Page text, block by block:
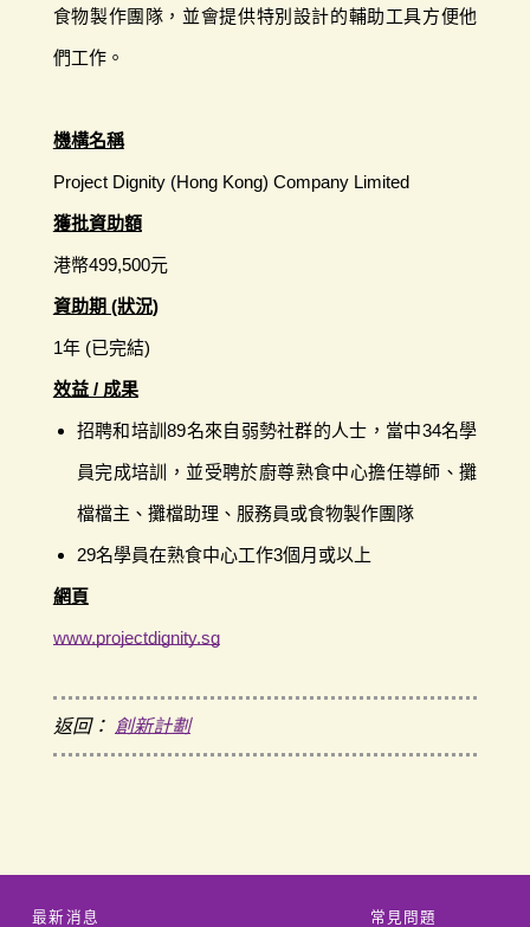
食物製作團隊，並會提供特別設計的輔助工具方便他
們工作。
機構名稱
Project Dignity (Hong Kong) Company Limited
獲批資助額
港幣499,500元
資助期 (狀況)
1年 (已完結)
效益 / 成果
招聘和培訓89名來自弱勢社群的人士，當中34名學
員完成培訓，並受聘於廚尊熟食中心擔任導師、攤
檔檔主、攤檔助理、服務員或食物製作團隊
29名學員在熟食中心工作3個月或以上
網頁
www.projectdignity.sg
返回： 創新計劃
最新消息
常見問題